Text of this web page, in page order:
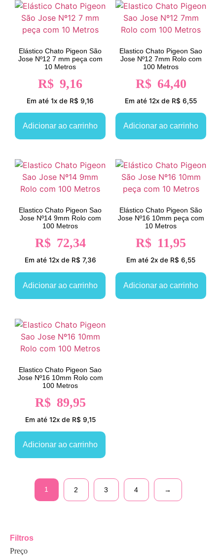
Elástico Chato Pigeon São
Jose Nº12 7 mm peça com
10 Metros
R$ 9,16
Em até 1x de R$ 9,16
Adicionar ao carrinho
Elastico Chato Pigeon Sao
Jose Nº12 7mm Rolo com
100 Metros
R$ 64,40
Em até 12x de R$ 6,55
Adicionar ao carrinho
Elastico Chato Pigeon Sao
Jose Nº14 9mm Rolo com
100 Metros
R$ 72,34
Em até 12x de R$ 7,36
Adicionar ao carrinho
Elástico Chato Pigeon São
Jose Nº16 10mm peça com
10 Metros
R$ 11,95
Em até 2x de R$ 6,55
Adicionar ao carrinho
Elastico Chato Pigeon Sao
Jose Nº16 10mm Rolo com
100 Metros
R$ 89,95
Em até 12x de R$ 9,15
Adicionar ao carrinho
1 2 3 4 →
Filtros
Preço